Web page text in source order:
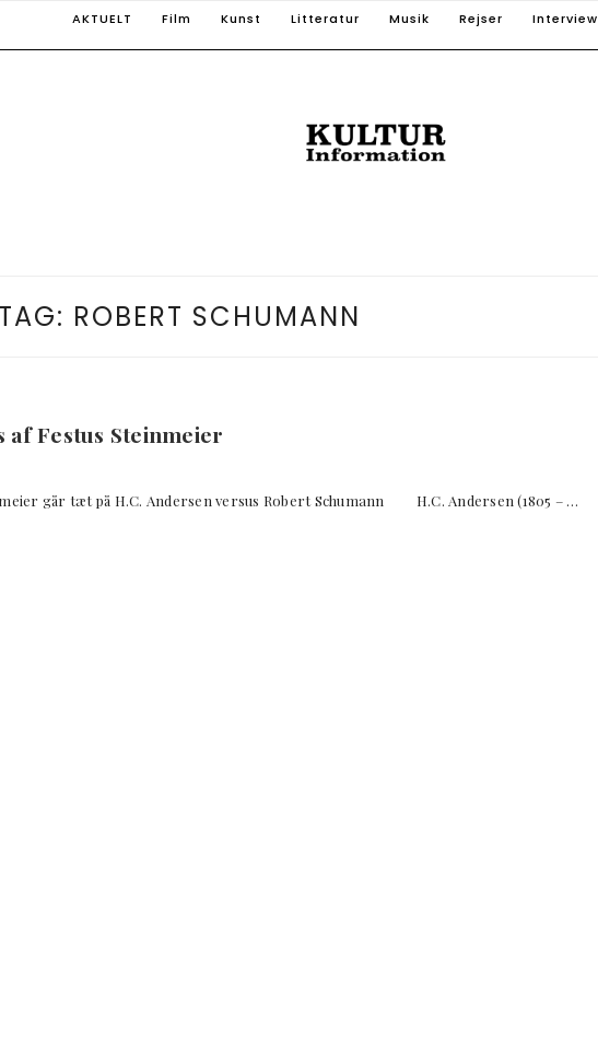
AKTUELT Film Kunst Litteratur Musik Rejser Interview
TAG: ROBERT SCHUMANN
Festus Steinmeier
går tæt på H.C. Andersen versus Robert Schumann H.C. Andersen (1805 – …